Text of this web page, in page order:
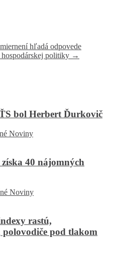
hľadá odpovede
politiky →
bol Herbert Ďurkovič
Noviny
40 nájomných
Noviny
rastú,
pod tlakom